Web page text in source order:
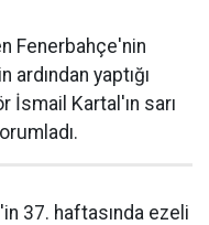
Fenerbahçe'nin
yaptığı
Kartal'ın sarı
37. haftasında ezeli